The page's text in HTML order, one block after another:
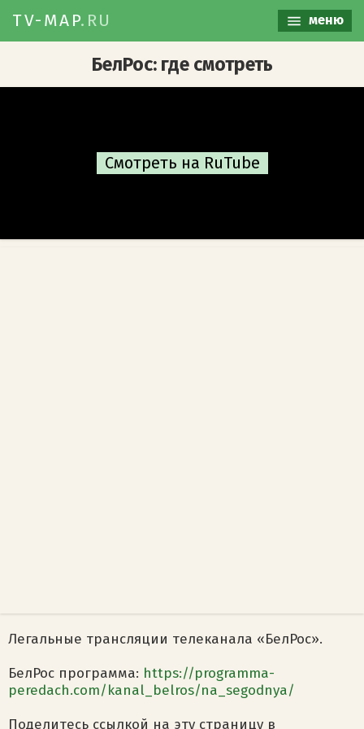
TV-MAP.RU меню
БелРос: где смотреть
Легальные трансляции телеканала «БелРос».
БелРос программа: https://programma-
peredach.com/kanal_belros/na_segodnya/
Поделитесь ссылкой на эту страницу в